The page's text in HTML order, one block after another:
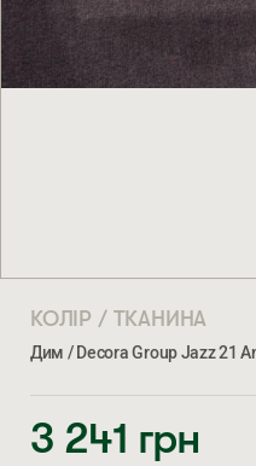
КОЛІР / ТКАНИНА
Дим / Decora Group Jazz 21
3 241 грн
-20%